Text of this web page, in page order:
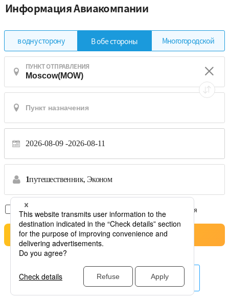
Информация Авиакомпании
в одну сторону В обе стороны Многогородской
ПУНКТ ОТПРАВЛЕНИЯ
2026-08-09 2026-08-11
1путешественник, Эконом
Только рейсы без пересадок *Переводы не принимаются
Pesquisa
Другие авиакомпании здесь.